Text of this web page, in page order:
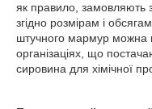
як правило, замовляють
згідно розмірам і
штучного мармур можна
організаціях, що
сировина для хімічної